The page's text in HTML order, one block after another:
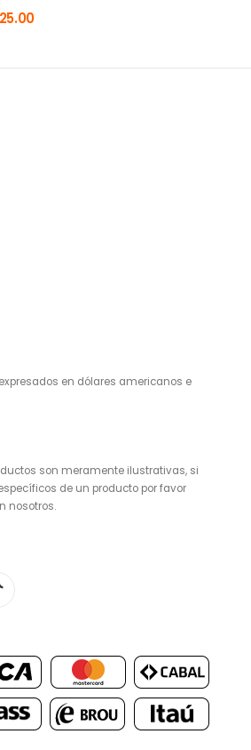
en dólares americanos e
son meramente ilustrativas, si
de un producto por favor
nosotros.